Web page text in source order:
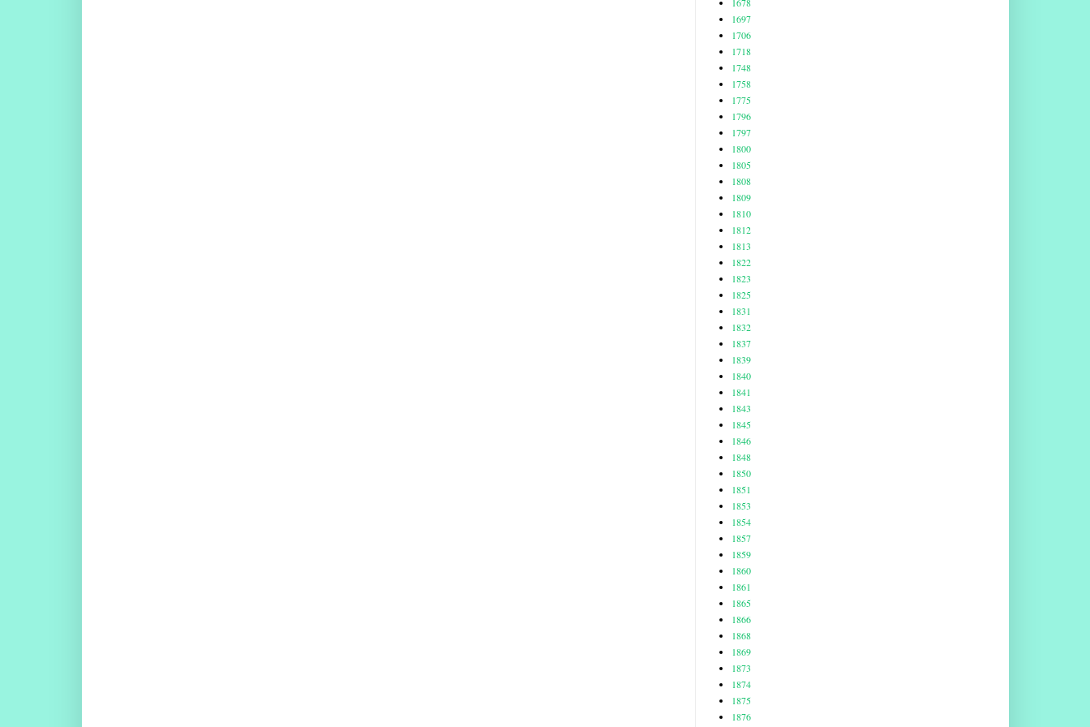
1697
1706
1718
1748
1758
1775
1796
1797
1800
1805
1808
1809
1810
1812
1813
1822
1823
1825
1831
1832
1837
1839
1840
1841
1843
1845
1846
1848
1850
1851
1853
1854
1857
1859
1860
1861
1865
1866
1868
1869
1873
1874
1875
1876